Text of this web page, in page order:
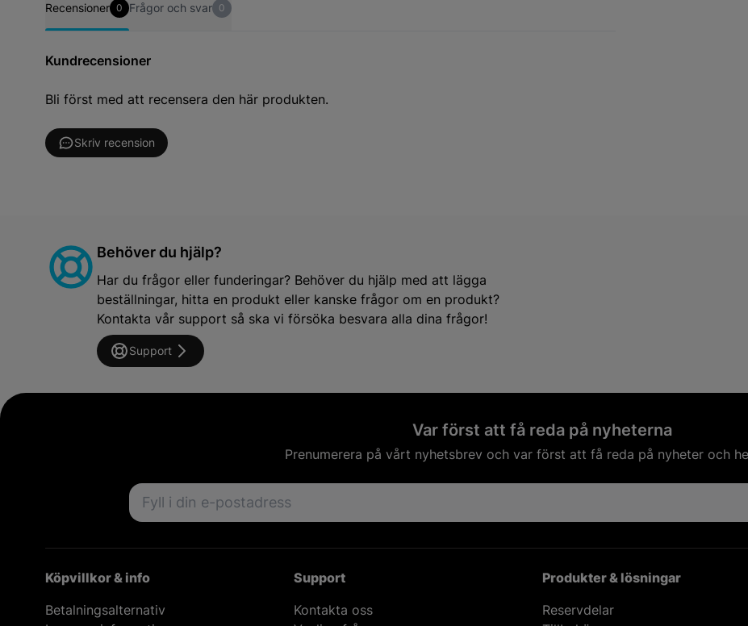
Recensioner 0 Frågor och svar 0
Kundrecensioner
Bli först med att recensera den här produkten.
Skriv recension
Behöver du hjälp?
Har du frågor eller funderingar? Behöver du hjälp med att lägga
beställningar, hitta en produkt eller kanske frågor om en produkt?
Kontakta vår support så ska vi försöka besvara alla dina frågor!
Support
Var först att få reda på nyheterna
Prenumerera på vårt nyhetsbrev och var först att få reda på nyheter och
Email address
Köpvillkor & info
Betalningsalternativ
Support
Kontakta oss
Produkter & lösningar
Reservdelar